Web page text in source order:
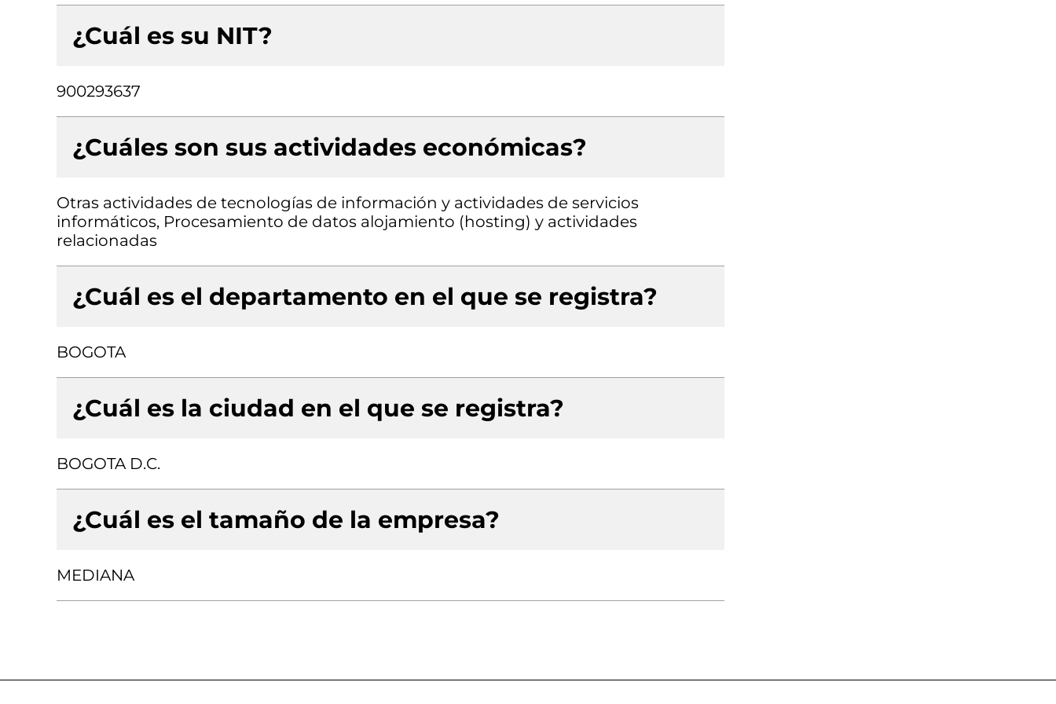
¿Cuál es su NIT?
900293637
¿Cuáles son sus actividades económicas?
Otras actividades de tecnologías de información y actividades de servicios
informáticos, Procesamiento de datos alojamiento (hosting) y actividades
relacionadas
¿Cuál es el departamento en el que se registra?
BOGOTA
¿Cuál es la ciudad en el que se registra?
BOGOTA D.C.
¿Cuál es el tamaño de la empresa?
MEDIANA